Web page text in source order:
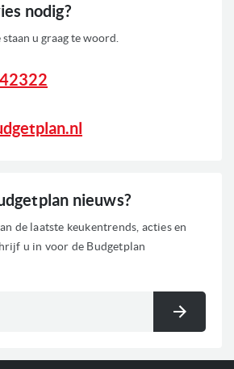
nieuws?
de laatste keukentrends, acties en
u in voor de Budgetplan
nodig?
u graag te woord.